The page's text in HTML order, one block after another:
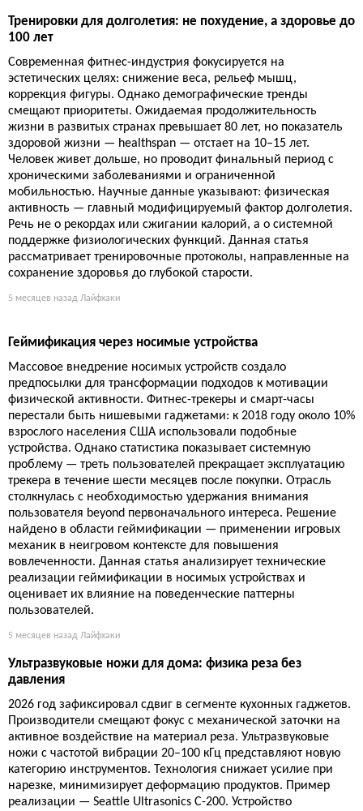
Тренировки для долголетия: не похудение, а здоровье до
100 лет
Современная фитнес-индустрия фокусируется на
эстетических целях: снижение веса, рельеф мышц,
коррекция фигуры. Однако демографические тренды
смещают приоритеты. Ожидаемая продолжительность
жизни в развитых странах превышает 80 лет, но показатель
здоровой жизни — healthspan — отстает на 10–15 лет.
Человек живет дольше, но проводит финальный период с
хроническими заболеваниями и ограниченной
мобильностью. Научные данные указывают: физическая
активность — главный модифицируемый фактор долголетия.
Речь не о рекордах или сжигании калорий, а о системной
поддержке физиологических функций. Данная статья
рассматривает тренировочные протоколы, направленные на
сохранение здоровья до глубокой старости.
5 месяцев назад Лайфхаки
Геймификация через носимые устройства
Массовое внедрение носимых устройств создало
предпосылки для трансформации подходов к мотивации
физической активности. Фитнес-трекеры и смарт-часы
перестали быть нишевыми гаджетами: к 2018 году около 10%
взрослого населения США использовали подобные
устройства. Однако статистика показывает системную
проблему — треть пользователей прекращает эксплуатацию
трекера в течение шести месяцев после покупки. Отрасль
столкнулась с необходимостью удержания внимания
пользователя beyond первоначального интереса. Решение
найдено в области геймификации — применении игровых
механик в неигровом контексте для повышения
вовлеченности. Данная статья анализирует технические
реализации геймификации в носимых устройствах и
оценивает их влияние на поведенческие паттерны
пользователей.
5 месяцев назад Лайфхаки
Ультразвуковые ножи для дома: физика реза без
давления
2026 год зафиксировал сдвиг в сегменте кухонных гаджетов.
Производители смещают фокус с механической заточки на
активное воздействие на материал реза. Ультразвуковые
ножи с частотой вибрации 20–100 кГц представляют новую
категорию инструментов. Технология снижает усилие при
нарезке, минимизирует деформацию продуктов. Пример
реализации — Seattle Ultrasonics C-200. Устройство